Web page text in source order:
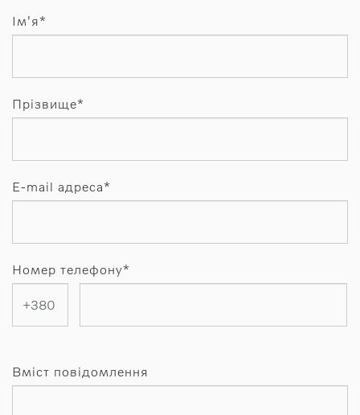
Ім'я*
Прізвище*
E-mail адреса*
Номер телефону*
Вміст повідомлення